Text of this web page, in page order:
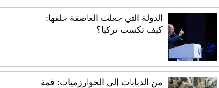
الدولة التي جعلت العاصفة خلفها:
كيف تكسب تركيا؟
من الدبابات إلى الخوارزميات: قمة